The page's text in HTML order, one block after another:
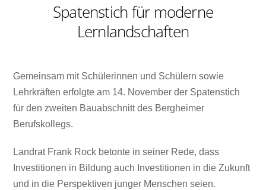
Spatenstich für moderne
Lernlandschaften
Gemeinsam mit Schülerinnen und Schülern sowie
Lehrkräften erfolgte am 14. Novemberder Spatenstich
für den zweiten Bauabschnitt des Bergheimer
Berufskollegs.
Landrat Frank Rock betonte in seiner Rede, dass
Investitionen in Bildung auch Investitionen in die Zukunft
und in die Perspektiven junger Menschen seien.